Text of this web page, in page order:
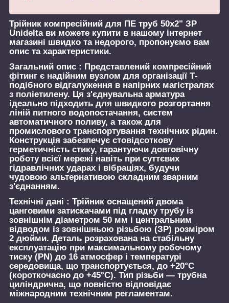
Трійник компресійний для ПЕ труб 50х2" ЗР
Unideltaви можете купити в нашому інтернет
магазині швидко та недорого, пропонуємо вам
опис та характеристики.
Загальний опис : Представлений компресійний
фітинг є надійним вузлом для організації Т-
подібного відгалуження в напірних магістралях
з поліетилену. Ця з'єднувальна арматура
ідеально підходить для швидкого розгортання
ліній питного водопостачання, систем
автоматичного поливу, а також для
промислового транспортування технічних рідин.
Конструкція забезпечує стовідсоткову
герметичність стику, гарантуючи довговічну
роботу всієї мережі навіть при суттєвих
гідравлічних ударах і вібраціях, будучи
чудовою альтернативою складним зварним
з'єднанням.
Технічні дані : Трійник оснащений двома
цанговими затискачами під гладку трубу із
зовнішнім діаметром 50 мм і центральним
відводом із зовнішньою різьбою (ЗР) розміром
2 дюйми. Деталь розрахована на стабільну
експлуатацію при максимальному робочому
тиску (PN) до 16 атмосфер і температурі
середовища, що транспортується, до +20°C
(короткочасно до +45°C). Тип різьби — трубна
циліндрична, що повністю відповідає
міжнародним технічним регламентам.